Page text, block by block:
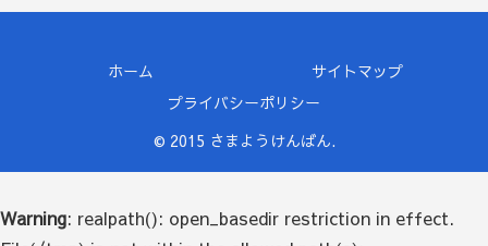
ホーム
サイトマップ
プライバシーポリシー
© 2015 さまようけんばん.
Warning: realpath(): open_basedir restriction in effect.